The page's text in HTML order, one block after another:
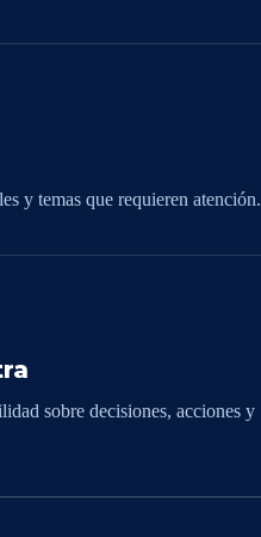
y temas que requieren atención.
sobre decisiones, acciones y